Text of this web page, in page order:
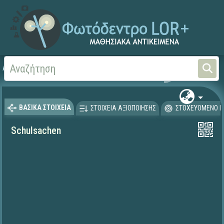
Αρχική Ξένες Γλώσσες -
ΒΑΣΙΚΑ ΣΤΟΙΧΕΙΑ ΣΤΟΙΧΕΙΑ ΑΞΙΟΠΟΙΗΣΗΣ ΣΤΟΧΕΥΟΜΕΝΟ
Schulsachen